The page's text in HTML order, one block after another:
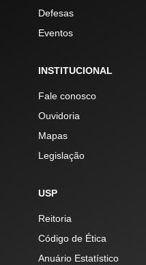
Defesas
Eventos
INSTITUCIONAL
Fale conosco
Ouvidoria
Mapas
Legislação
USP
Reitoria
Código de Ética
Anuário Estatístico